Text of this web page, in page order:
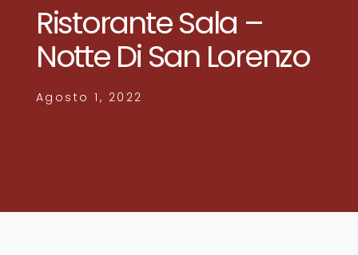
Ristorante Sala –
Notte Di San Lorenzo
Agosto 1, 2022